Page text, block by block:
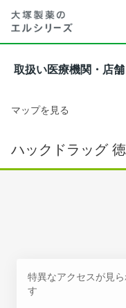
取扱い医療機関・店舗
マップを見る
ハックドラッグ
特異なアクセスが見
す